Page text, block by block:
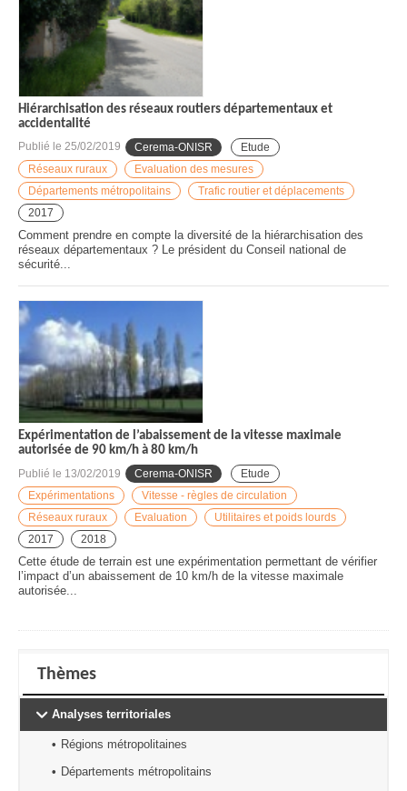
Hiérarchisation des réseaux routiers départementaux et
accidentalité
Publié le 25/02/2019 Cerema-ONISR
Etude
Réseaux ruraux
Evaluation des mesures
Départements métropolitains
Trafic routier et déplacements
2017
Comment prendre en compte la diversité de la hiérarchisation des
réseaux départementaux ? Le président du Conseil national de
sécurité...
Expérimentation de l’abaissement de la vitesse maximale
autorisée de 90 km/h à 80 km/h
Publié le 13/02/2019 Cerema-ONISR
Etude
Expérimentations
Vitesse - règles de circulation
Réseaux ruraux
Evaluation
Utilitaires et poids lourds
2017
2018
Cette étude de terrain est une expérimentation permettant de vérifier
l’impact d’un abaissement de 10 km/h de la vitesse maximale
autorisée...
Thèmes
Analyses territoriales
Régions métropolitaines
Départements métropolitains